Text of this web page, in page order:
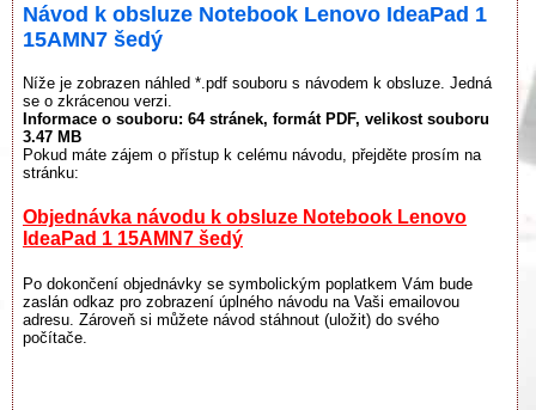
Návod k obsluze Notebook Lenovo IdeaPad 1
15AMN7 šedý
Níže je zobrazen náhled *.pdf souboru s návodem k obsluze. Jedná
se o zkrácenou verzi.
Informace o souboru: 64 stránek, formát PDF, velikost souboru
3.47 MB
Pokud máte zájem o přístup k celému návodu, přejděte prosím na
stránku:
Objednávka návodu k obsluze Notebook Lenovo
IdeaPad 1 15AMN7 šedý
Po dokončení objednávky se symbolickým poplatkem Vám bude
zaslán odkaz pro zobrazení úplného návodu na Vaši emailovou
adresu. Zároveň si můžete návod stáhnout (uložit) do svého
počítače.